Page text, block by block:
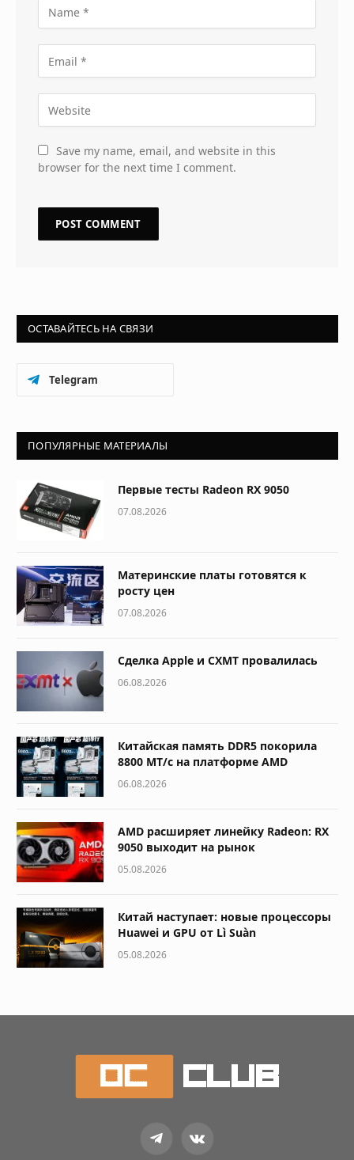
Save my name, email, and website in this
browser for the next time I comment.
ОСТАВАЙТЕСЬ НА СВЯЗИ
Telegram
ПОПУЛЯРНЫЕ МАТЕРИАЛЫ
Первые тесты Radeon RX 9050
07.08.2026
Материнские платы готовятся к
росту цен
07.08.2026
Сделка Apple и CXMT провалилась
06.08.2026
Китайская память DDR5 покорила
8800 МТ/с на платформе AMD
06.08.2026
AMD расширяет линейку Radeon: RX
9050 выходит на рынок
05.08.2026
Китай наступает: новые процессоры
Huawei и GPU от Lì Suàn
05.08.2026
TelegramVKontakte